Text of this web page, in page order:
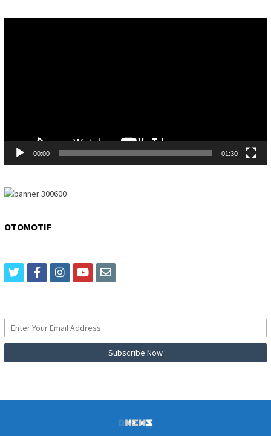
00:00 01:30
OTOMOTIF
twitterfacebookinstagram
youtubeemail